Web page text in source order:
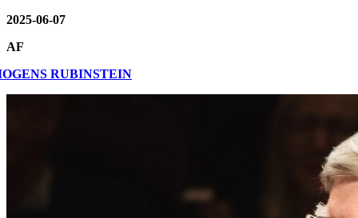
2025-06-07
AF
RUBINSTEIN